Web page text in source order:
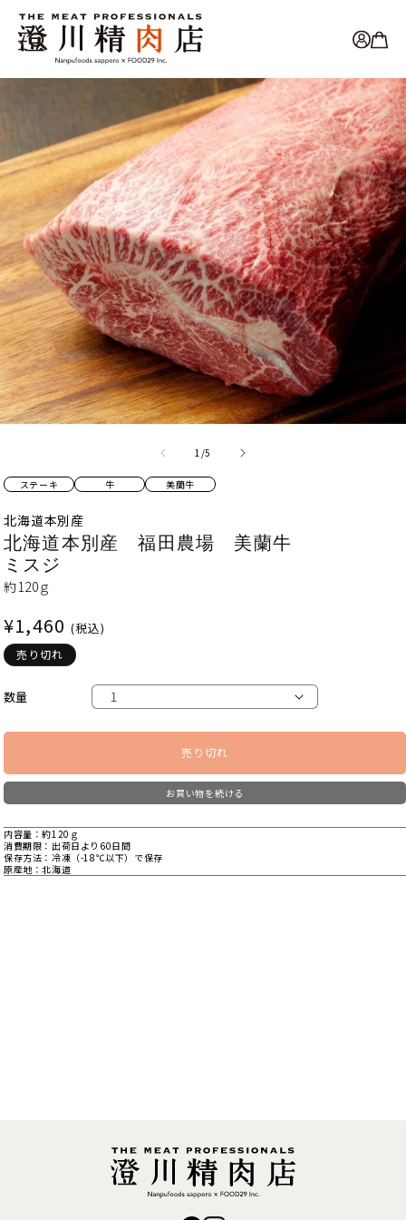
ンツに
進む
ト
商品情
1 /の
5
ステーキ 牛 美蘭牛
北海道本別産
北海道本別産 福田農場 美蘭牛
ミスジ
約120ｇ
通
常
価
格
¥1,460 (税込)
売り切れ
数量
売り切れ
お買い物を続ける
内容量
約120ｇ
消費期限
出荷日より60日間
保存方法
冷凍（-18℃以下）で保存
原産地
北海道